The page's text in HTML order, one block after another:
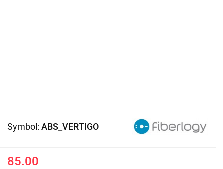
Symbol: ABS_VERTIGO
85.00